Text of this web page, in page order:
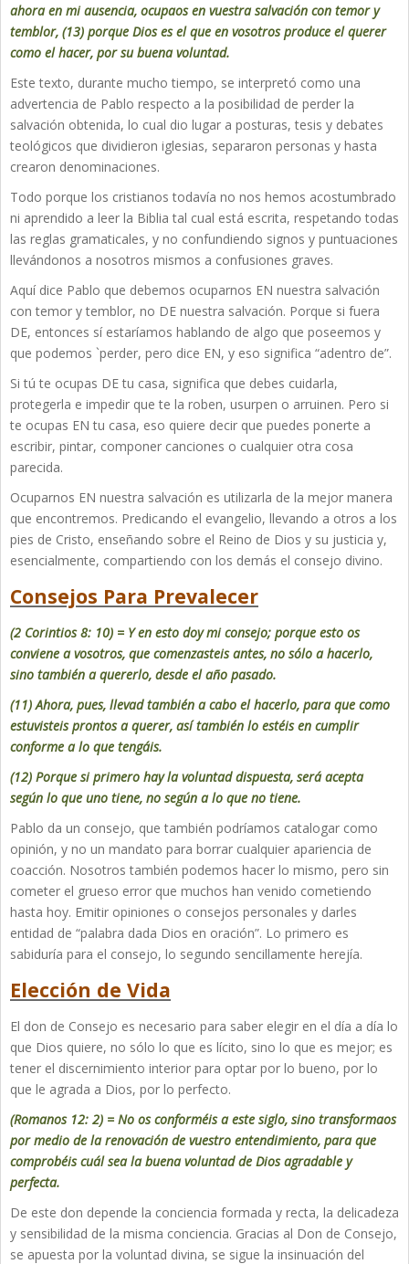
ahora en mi ausencia, ocupaos en vuestra salvación con temor y
temblor, (13) porque Dios es el que en vosotros produce el querer
como el hacer, por su buena voluntad.
Este texto, durante mucho tiempo, se interpretó como una
advertencia de Pablo respecto a la posibilidad de perder la
salvación obtenida, lo cual dio lugar a posturas, tesis y debates
teológicos que dividieron iglesias, separaron personas y hasta
crearon denominaciones.
Todo porque los cristianos todavía no nos hemos acostumbrado
ni aprendido a leer la Biblia tal cual está escrita, respetando todas
las reglas gramaticales, y no confundiendo signos y puntuaciones
llevándonos a nosotros mismos a confusiones graves.
Aquí dice Pablo que debemos ocuparnos EN nuestra salvación
con temor y temblor, no DE nuestra salvación. Porque si fuera
DE, entonces sí estaríamos hablando de algo que poseemos y
que podemos `perder, pero dice EN, y eso significa “adentro de”.
Si tú te ocupas DE tu casa, significa que debes cuidarla,
protegerla e impedir que te la roben, usurpen o arruinen. Pero si
te ocupas EN tu casa, eso quiere decir que puedes ponerte a
escribir, pintar, componer canciones o cualquier otra cosa
parecida.
Ocuparnos EN nuestra salvación es utilizarla de la mejor manera
que encontremos. Predicando el evangelio, llevando a otros a los
pies de Cristo, enseñando sobre el Reino de Dios y su justicia y,
esencialmente, compartiendo con los demás el consejo divino.
Consejos Para Prevalecer
(2 Corintios 8: 10) = Y en esto doy mi consejo; porque esto os
conviene a vosotros, que comenzasteis antes, no sólo a hacerlo,
sino también a quererlo, desde el año pasado.
(11) Ahora, pues, llevad también a cabo el hacerlo, para que como
estuvisteis prontos a querer, así también lo estéis en cumplir
conforme a lo que tengáis.
(12) Porque si primero hay la voluntad dispuesta, será acepta
según lo que uno tiene, no según a lo que no tiene.
Pablo da un consejo, que también podríamos catalogar como
opinión, y no un mandato para borrar cualquier apariencia de
coacción. Nosotros también podemos hacer lo mismo, pero sin
cometer el grueso error que muchos han venido cometiendo
hasta hoy. Emitir opiniones o consejos personales y darles
entidad de “palabra dada Dios en oración”. Lo primero es
sabiduría para el consejo, lo segundo sencillamente herejía.
Elección de Vida
El don de Consejo es necesario para saber elegir en el día a día lo
que Dios quiere, no sólo lo que es lícito, sino lo que es mejor; es
tener el discernimiento interior para optar por lo bueno, por lo
que le agrada a Dios, por lo perfecto.
(Romanos 12: 2) = No os conforméis a este siglo, sino transformaos
por medio de la renovación de vuestro entendimiento, para que
comprobéis cuál sea la buena voluntad de Dios agradable y
perfecta.
De este don depende la conciencia formada y recta, la delicadeza
y sensibilidad de la misma conciencia. Gracias al Don de Consejo,
se apuesta por la voluntad divina, se sigue la insinuación del